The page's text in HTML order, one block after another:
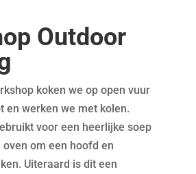
Outdoor
koken we op open vuur
en werken we met kolen.
voor een heerlijke soep
om een hoofd en
Uiteraard is dit een